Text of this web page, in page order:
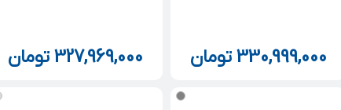
330,999,000 تومان 327,969,000 تومان